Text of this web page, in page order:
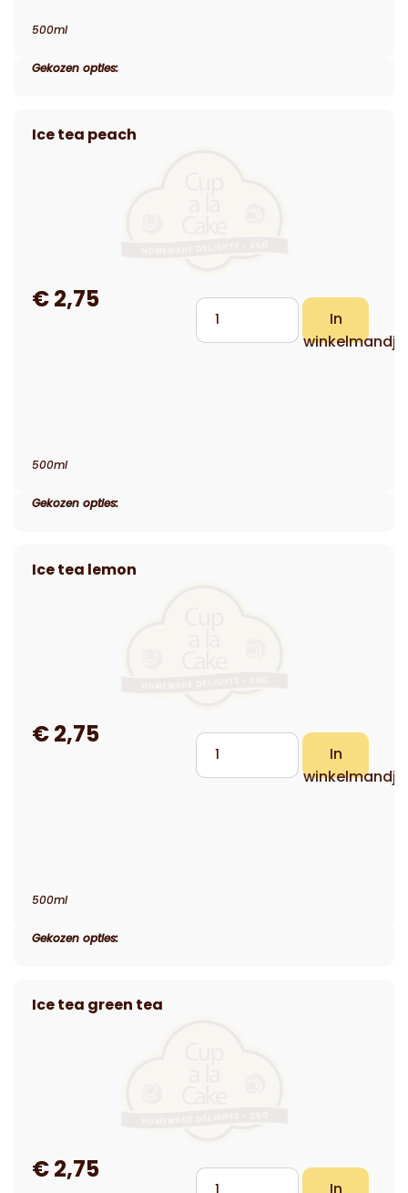
500ml
Gekozen opties:
500ml
Gekozen opties:
500ml
Gekozen opties: